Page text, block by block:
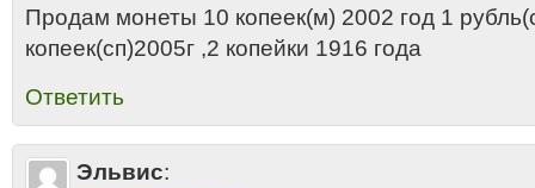
Продам монеты 10 копеек(м) 2002 год 1
копеек(сп)2005г ,2 копейки 1916 года
Ответить
Эльвис: